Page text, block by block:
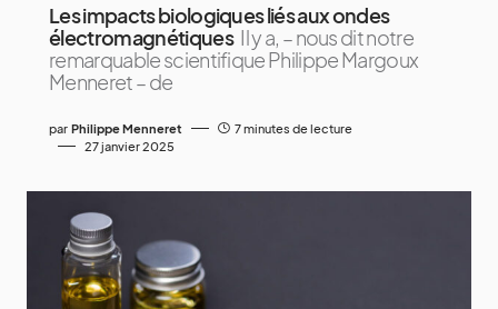
Les impacts biologiques liés aux ondes
électromagnétiques Il y a, – nous dit notre
remarquable scientifique Philippe Margoux
Menneret – de
par Philippe Menneret
7 minutes de lecture
27 janvier 2025